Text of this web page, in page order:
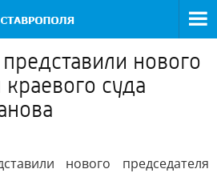
нового
суда
нового председателя